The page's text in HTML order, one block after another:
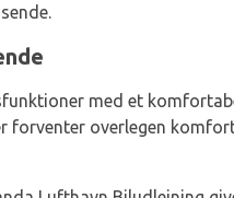
med et
overlegen